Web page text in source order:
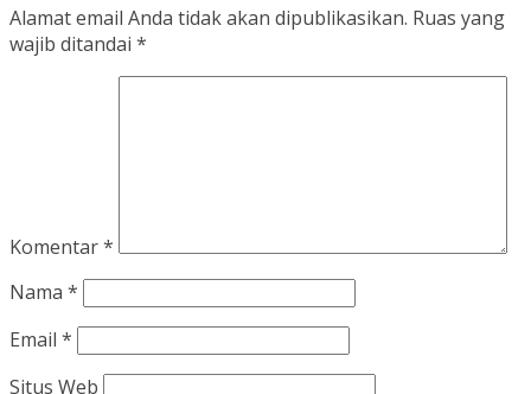
Alamat email Anda tidak akan dipublikasikan. Ruas yang
wajib ditandai *
Komentar*
Nama *
Email *
Situs Web